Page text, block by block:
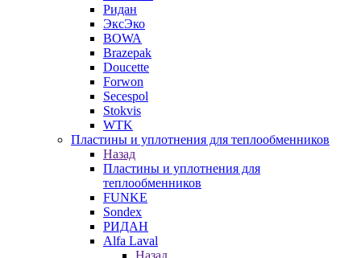
Ридан
ЭксЭко
BOWA
Brazepak
Doucette
Forwon
Secespol
Stokvis
WTK
Пластины и уплотнения для теплообменников
Назад
Пластины и уплотнения для
теплообменников
FUNKE
Sondex
РИДАН
Alfa Laval
Назад